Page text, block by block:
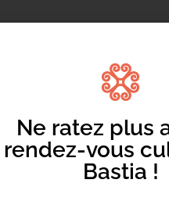
–
Ne ratez plus
rendez-vous
Bastia !